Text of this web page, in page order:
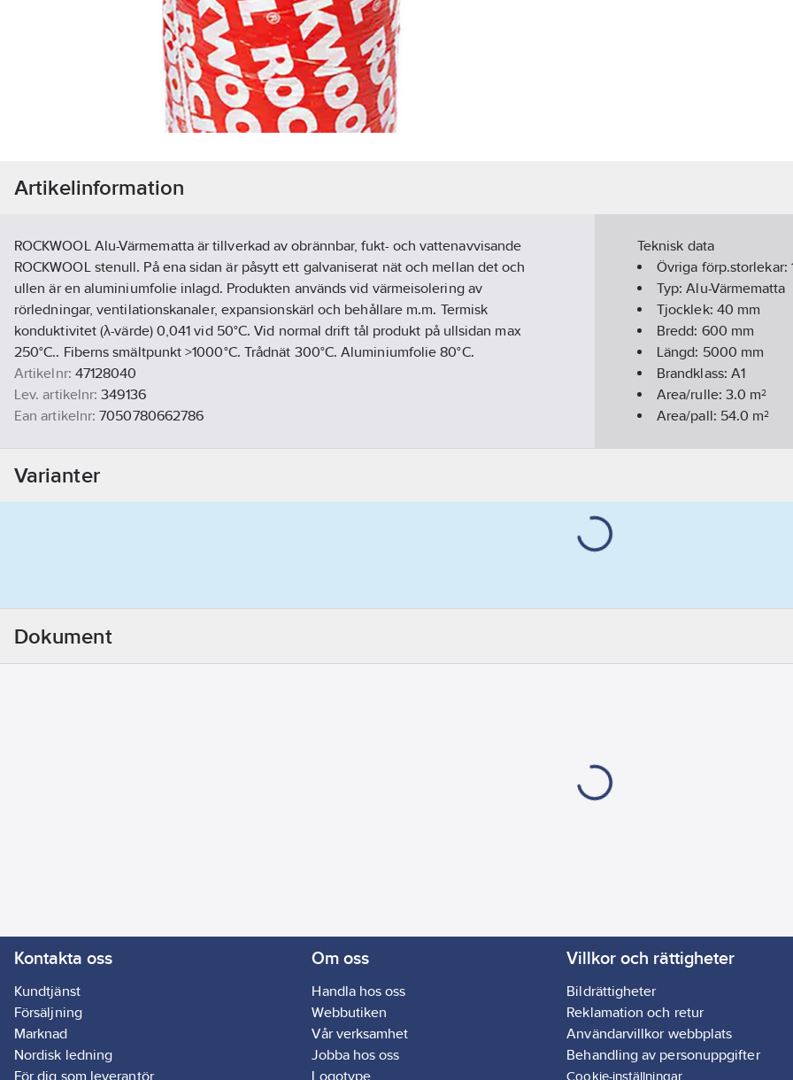
Artikelinformation
ROCKWOOL Alu-Värmematta är tillverkad av obrännbar, fukt- och vattenavvisande
ROCKWOOL stenull. På ena sidan är påsytt ett galvaniserat nät och mellan det och
ullen är en aluminiumfolie inlagd. Produkten används vid värmeisolering av
rörledningar, ventilationskanaler, expansionskärl och behållare m.m. Termisk
konduktivitet (λ-värde) 0,041 vid 50°C. Vid normal drift tål produkt på ullsidan max
250°C.. Fiberns smältpunkt >1000°C. Trådnät 300°C. Aluminiumfolie 80°C.
Artikelnr: 47128040
Lev. artikelnr: 349136
Ean artikelnr: 7050780662786
Teknisk data
Övriga förp.storlekar:
Typ:Alu-Värmematta
Tjocklek: 40 mm
Bredd: 600 mm
Längd: 5000 mm
Brandklass: A1
Area/rulle: 3.0 m²
Area/pall: 54.0 m²
GWP-tot (A1-A3):
Varianter
Dokument
Kontakta oss
Kundtjänst
Försäljning
Marknad
Nordisk ledning
För dig som leverantör
Om oss
Handla hos oss
Webbutiken
Vår verksamhet
Jobba hos oss
Logotype
Villkor och rättigheter
Bildrättigheter
Reklamation och retur
Användarvillkor webbplats
Behandling av personuppgifter
Cookie-inställningar